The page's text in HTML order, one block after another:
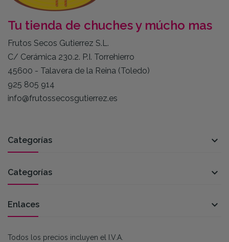
Tu tienda de chuches y múcho mas
Frutos Secos Gutierrez S.L.
C/ Cerámica 230.2. P.I. Torrehierro
45600 - Talavera de la Reina (Toledo)
925 805 914
info@frutossecosgutierrez.es
Categorías 
Categorías 
Enlaces 
Todos los precios incluyen el I.V.A.